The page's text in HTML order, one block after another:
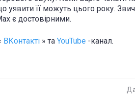
уявити її можуть цього року.
є достовірними.
ВКонтакті » та YouTube -канал.